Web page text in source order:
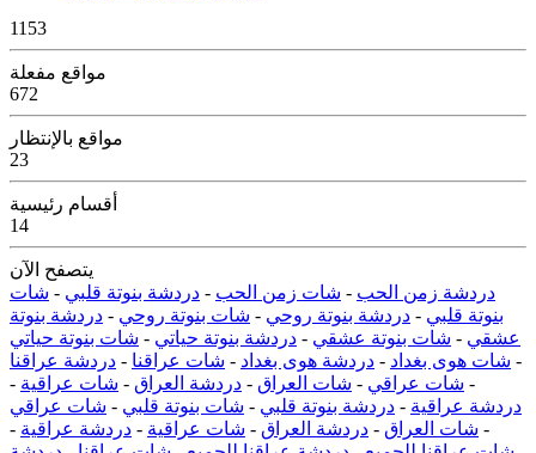
1153
مواقع مفعلة
672
مواقع بالإنتظار
23
أقسام رئيسية
14
يتصفح الآن
دردشة زمن الحب - شات زمن الحب - دردشة بنوتة قلبي - شات
بنوتة قلبي - دردشة بنوتة روحي - شات بنوتة روحي - دردشة بنوتة
عشقي - شات بنوتة عشقي - دردشة بنوتة حياتي - شات بنوتة حياتي
- شات هوى بغداد - دردشة هوى بغداد - شات عراقنا - دردشة عراقنا
- شات عراقي - شات العراق - دردشة العراق - شات عراقية -
دردشة عراقية - دردشة بنوتة قلبي - شات بنوتة قلبي - شات عراقي
- شات العراق - دردشة العراق - شات عراقية - دردشة عراقية -